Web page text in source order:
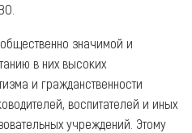
значимой и
в них высоких
и гражданственности
воспитателей и иных
учреждений. Этому